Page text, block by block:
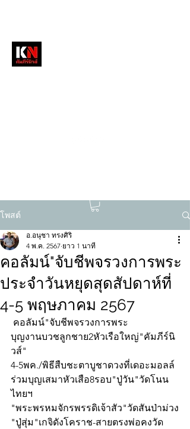
โพสต์
คอลัมน์"จับชีพจรวงการพระ
ประจำวันหยุดสุดสัปดาห์ที่
4-5 พฤษภาคม 2567
อ.อนุชา ทรงศิริ
4 พ.ค. 2567 ยาว 1 นาที
คอลัมน์"จับชีพจรวงการพระ
บุญงานบวชลูกชาย2หัวเรือใหญ่"คัมภีร์นิ
วส์"
4-5พค./พิธีสืบชะตาบูชาดวงที่เดอะมอลล์
ร่วมบุญเสมาหัวเสือ8รอบ"ปู่วัน"วัดโนน
ไทยฯ
"พระพรหมจักรพรรดิเจ้าสัว"วัดสันป่าม่วง
"ปู่สุ่ม"เกจิดังโคราช-สายตรงพ่อคงวัด